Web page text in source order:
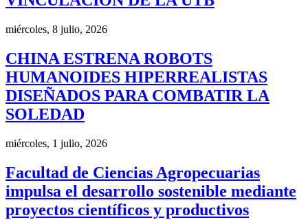
miércoles, 8 julio, 2026
CHINA ESTRENA ROBOTS
HUMANOIDES HIPERREALISTAS
DISEÑADOS PARA COMBATIR LA
SOLEDAD
miércoles, 1 julio, 2026
Facultad de Ciencias Agropecuarias
impulsa el desarrollo sostenible mediante
proyectos científicos y productivos